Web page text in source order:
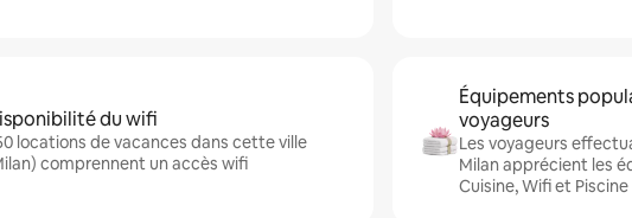
du wifi
locations de vacances dans cette ville
comprennent un accès wifi
Équipements
voyageurs
Les voyageurs
Milan apprécient les
Cuisine, Wifi et Piscine